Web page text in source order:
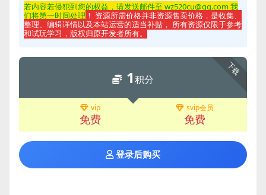
若内容若侵犯到您的权益，请发送邮件至 wz520cu@qq.com 我
们将第一时间处理 ！ 资源所需价格并非资源售卖价格，是收集、
整理、编辑详情以及本站运营的适当补贴， 所有资源仅限于参考
和试玩学习，版权归原开发者所有。
下载
1积分
vip
免费
svip会员
免费
登录后购买